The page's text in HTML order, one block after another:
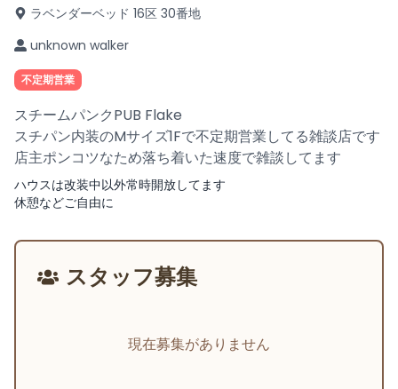
ラベンダーベッド 16区 30番地
unknown walker
不定期営業
スチームパンクPUB Flake
スチパン内装のMサイズ1Fで不定期営業してる雑談店です
店主ポンコツなため落ち着いた速度で雑談してます
ハウスは改装中以外常時開放してます
休憩などご自由に
スタッフ募集
現在募集がありません